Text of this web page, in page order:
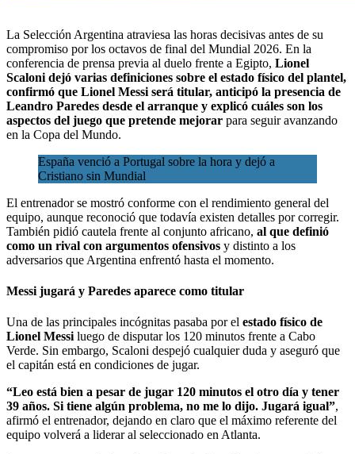
La Selección Argentina atraviesa las horas decisivas antes de su
compromiso por los octavos de final del Mundial 2026. En la
conferencia de prensa previa al duelo frente a Egipto, Lionel
Scaloni dejó varias definiciones sobre el estado físico del plantel,
confirmó que Lionel Messi será titular, anticipó la presencia de
Leandro Paredes desde el arranque y explicó cuáles son los
aspectos del juego que pretende mejorar para seguir avanzando
en la Copa del Mundo.
España venció a Portugal sobre la hora y dejó a
Cristiano sin Mundial
El entrenador se mostró conforme con el rendimiento general del
equipo, aunque reconoció que todavía existen detalles por corregir.
También pidió cautela frente al conjunto africano, al que definió
como un rival con argumentos ofensivos y distinto a los
adversarios que Argentina enfrentó hasta el momento.
Messi jugará y Paredes aparece como titular
Una de las principales incógnitas pasaba por el estado físico de
Lionel Messi luego de disputar los 120 minutos frente a Cabo
Verde. Sin embargo, Scaloni despejó cualquier duda y aseguró que
el capitán está en condiciones de jugar.
“Leo está bien a pesar de jugar 120 minutos el otro día y tener
39 años. Si tiene algún problema, no me lo dijo. Jugará igual”,
afirmó el entrenador, dejando en claro que el máximo referente del
equipo volverá a liderar al seleccionado en Atlanta.